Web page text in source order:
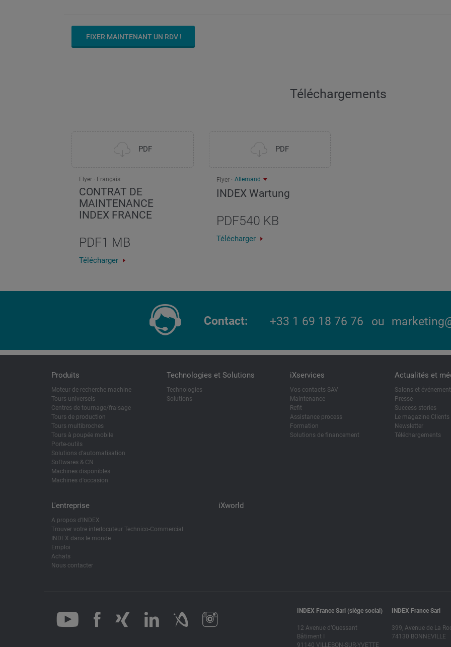
FIXER MAINTENANT UN RDV !
Téléchargements
PDF
Flyer Français
CONTRAT DE
MAINTENANCE
INDEX FRANCE
PDF1 MB
Télécharger
PDF
Flyer Allemand
INDEX Wartung
PDF540 KB
Télécharger
Contact +33 1 69 18 76 76 ou
Produits
Moteur de recherche machine
Tours universels
Centres de tournage/fraisage
Tours de production
Tours multibroches
Tours à poupée mobile
Porte-outils
Solutions d’automatisation
Softwares & CN
Machines disponibles
Machines d'occasion
Technologies et Solutions
Technologies
Solutions
iXservices
Vos contacts SAV
Maintenance
Refit
Assistance process
Formation
Solutions de financement
Actualités et
Salons et
Presse
Success stories
Le magazine Clients
Newsletter
Téléchargements
L'entreprise
A propos d'INDEX
Trouver votre interlocuteur Technico-Commercial
INDEX dans le monde
Emploi
Achats
Nous contacter
iXworld
INDEX France Sarl (siège social)
12 Avenue d’Ouessant
Bâtiment I
91140 VILLEBON-SUR-YVETTE
INDEX France Sarl
399, Avenue de La
74130 BONNEVILLE